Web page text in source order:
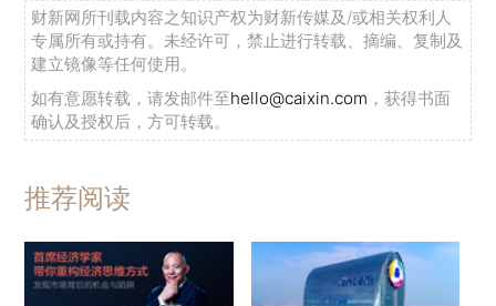
财新网所刊载内容之知识产权为财新传媒及/或相关权利人
专属所有或持有。未经许可，禁止进行转载、摘编、复制及
建立镜像等任何使用。
如有意愿转载，请发邮件至hello@caixin.com ，获得书面
确认及授权后，方可转载。
推荐阅读